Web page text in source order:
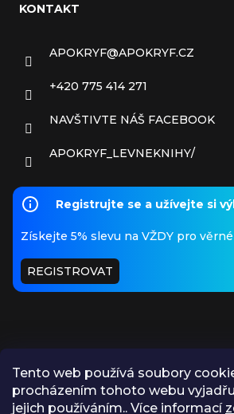
Tento web používá soubory
procházením tohoto webu
jejich používáním.. Více informací
KONTAKT
APOKRYF@APOKRYF.CZ
+420 775 414 271
NAVŠTIVTE NÁŠ FACEBOOK
APOKRYF_LEVNEKNIHY/
Registrujte se a užívejte si
Získejte 5% slevu na VŽDY pro
REGISTROVAT
PŘIJÍMÁME ONLINE PLATBY